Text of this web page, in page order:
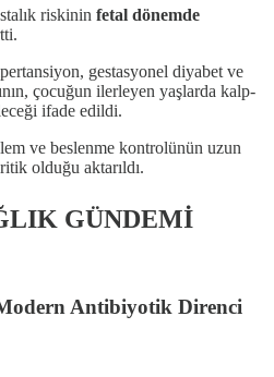
riskinin fetal dönemde
gestasyonel diyabet ve
çocuğun ilerleyen yaşlarda kalp-
ifade edildi.
ve beslenme kontrolünün uzun
olduğu aktarıldı.
GÜNDEMİ
Antibiyotik Direnci